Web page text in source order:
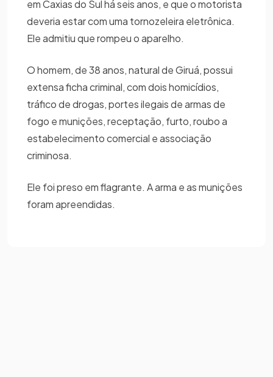
em Caxias do Sul há seis anos, e que o motorista
deveria estar com uma tornozeleira eletrônica.
Ele admitiu que rompeu o aparelho.
O homem, de 38 anos, natural de Giruá, possui
extensa ficha criminal, com dois homicídios,
tráfico de drogas, portes ilegais de armas de
fogo e munições, receptação, furto, roubo a
estabelecimento comercial e associação
criminosa.
Ele foi preso em flagrante. A arma e as munições
foram apreendidas.